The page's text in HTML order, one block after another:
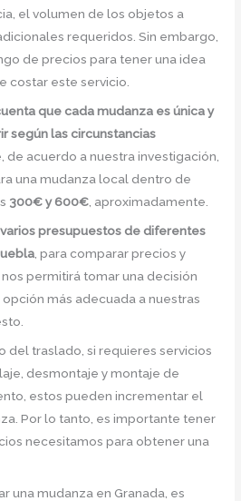
el volumen de los objetos a
requeridos. Sin embargo,
de precios para tener una idea
costar este servicio.
que cada mudanza es única y
según las circunstancias
de acuerdo a nuestra investigación,
una mudanza local dentro de
300€ y 600€, aproximadamente.
presupuestos de diferentes
, para comparar precios y
permitirá tomar una decisión
más adecuada a nuestras
del traslado, si requieres servicios
desmontaje y montaje de
estos pueden incrementar el
Por lo tanto, es importante tener
necesitamos para obtener una
una mudanza en Granada, es